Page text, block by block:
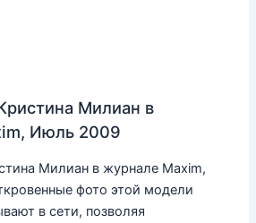
Милиан в
Июль 2009
Милиан в журнале Maxim,
фото этой модели
в сети, позволяя